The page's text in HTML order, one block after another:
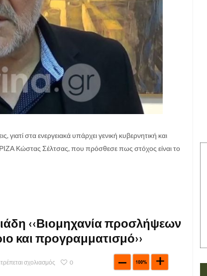
γιατί στα ενεργειακά υπάρχει γενική κυβερνητική και
Κώστας Σέλτσας, που πρόσθεσε πως στόχος είναι το
‹‹Βιομηχανία προσλήψεων
και προγραμματισμό››
σχολιασμός 0